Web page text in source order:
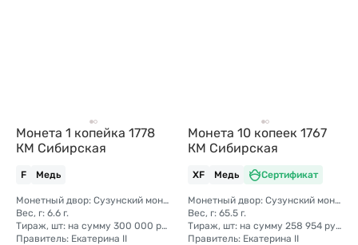
Монета 1 копейка 1778
КМ Сибирская
F Медь
Монетный двор: Сузунский монетный двор (Сибирь)
Вес, г: 6.6 г.
Тираж, шт: на сумму 300 000 рублей (сумма 10 копеек + 5 копеек +2 копейки + 1 копейка + денга + полушка)
Правитель: Екатерина II
Монета 10 копеек 1767
КМ Сибирская
XF Медь Сертификат
Монетный двор: Сузунский монетный двор (Сибирь)
Вес, г: 65.5 г.
Тираж, шт: на сумму 258 954 рубля 5 копеек (сумма 10 копеек + 5 копеек +2 копейки + 1 копейка + денга + полушка)
Правитель: Екатерина II